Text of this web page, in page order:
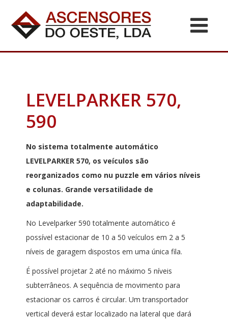
LEVELPARKER 570,
590
No sistema totalmente automático
LEVELPARKER 570, os veículos são
reorganizados como nu puzzle em vários níveis
e colunas. Grande versatilidade de
adaptabilidade.
No Levelparker 590 totalmente automático é
possível estacionar de 10 a 50 veículos em 2 a 5
níveis de garagem dispostos em uma única fila.
É possível projetar 2 até no máximo 5 níveis
subterrâneos. A sequência de movimento para
estacionar os carros é circular. Um transportador
vertical deverá estar localizado na lateral que dará